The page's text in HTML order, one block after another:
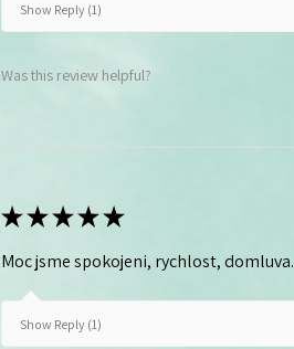
Show Reply (1)
Was this review helpful?
★★★★★
Moc jsme spokojeni, rychlost, domluva.
Show Reply (1)